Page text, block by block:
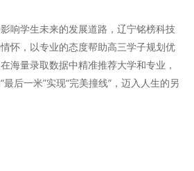
响学生未来的发展道路，辽宁铭榜科技
怀，以专业的态度帮助高三学子规划优
海量录取数据中精准推荐大学和专业，
后一米”实现“完美撞线”，迈入人生的另